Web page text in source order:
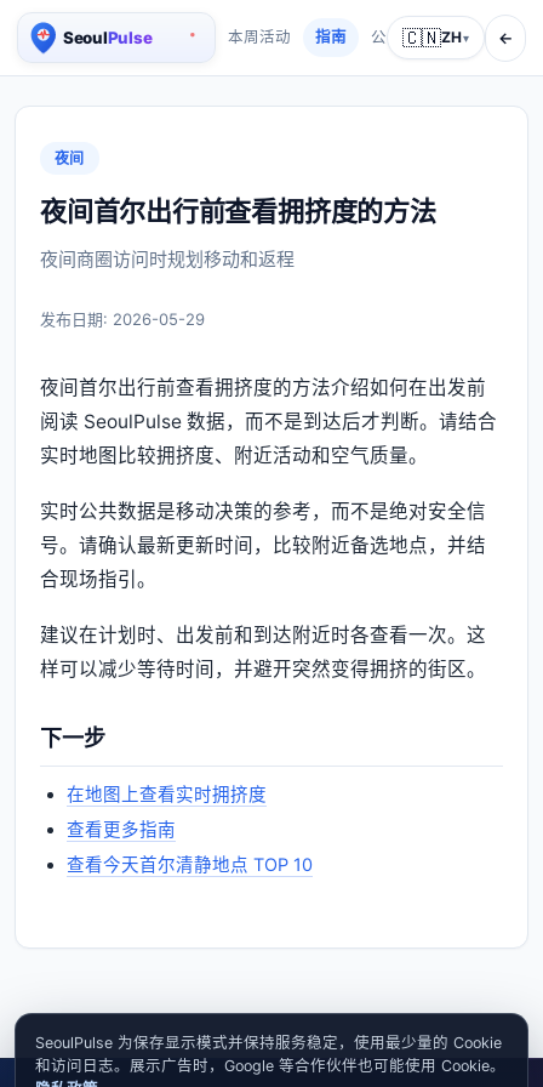
首尔实时人口地图
本周活动 指南 公司介绍 服务介绍
🇨🇳ZH▾ ←
夜间
夜间首尔出行前查看拥挤度的方法
夜间商圈访问时规划移动和返程
发布日期: 2026-05-29
夜间首尔出行前查看拥挤度的方法介绍如何在出发前
阅读 SeoulPulse 数据，而不是到达后才判断。请结合
实时地图比较拥挤度、附近活动和空气质量。
实时公共数据是移动决策的参考，而不是绝对安全信
号。请确认最新更新时间，比较附近备选地点，并结
合现场指引。
建议在计划时、出发前和到达附近时各查看一次。这
样可以减少等待时间，并避开突然变得拥挤的街区。
下一步
在地图上查看实时拥挤度
查看更多指南
查看今天首尔清静地点 TOP 10
SeoulPulse 为保存显示模式并保持服务稳定，使用最少量的 Cookie
和访问日志。展示广告时，Google 等合作伙伴也可能使用 Cookie。